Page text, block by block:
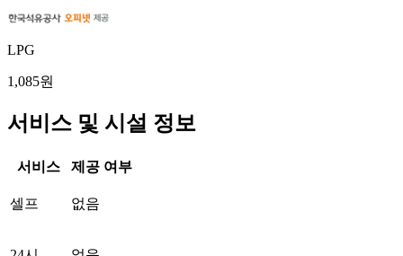
LPG
1,085원
서비스 및 시설 정보
서비스 제공 여부
셀프 없음